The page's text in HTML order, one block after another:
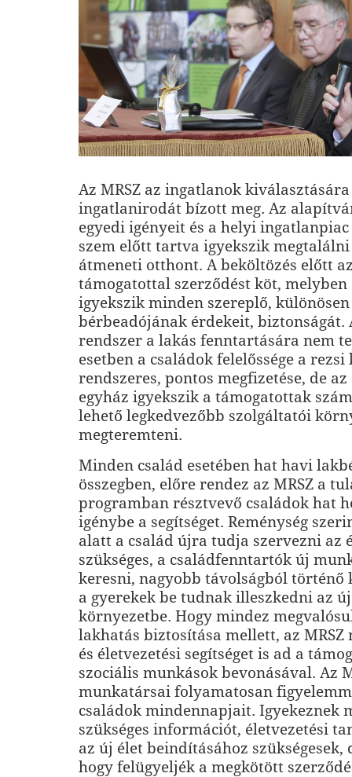
Az MRSZ az ingatlanok
ingatlanirodát bízott meg. Az
egyedi igényeit és a helyi
szem előtt tartva igyekszik
átmeneti otthont. A beköltözés előtt
támogatottal szerződést köt,
igyekszik minden szereplő,
bérbeadójának érdekeit, biztonságát.
rendszer a lakás fenntartására nem
esetben a családok felelőssége a rezsi
rendszeres, pontos megfizetése, de
egyház igyekszik a támogatottak
lehető legkedvezőbb szolgáltatói
megteremteni.
Minden család esetében hat havi
összegben, előre rendez az MRSZ a
programban résztvevő családok hat
igénybe a segítséget. Reménység
alatt a család újra tudja szervezni az
szükséges, a családfenntartók új
keresni, nagyobb távolságból történő
a gyerekek be tudnak illeszkedni az
környezetbe. Hogy mindez
lakhatás biztosítása mellett, az MRSZ
és életvezetési segítséget is ad a
szociális munkások bevonásával. Az
munkatársai folyamatosan
családok mindennapjait. Igyekeznek
szükséges információt, életvezetési
az új élet beindításához szükségesek,
hogy felügyeljék a megkötött